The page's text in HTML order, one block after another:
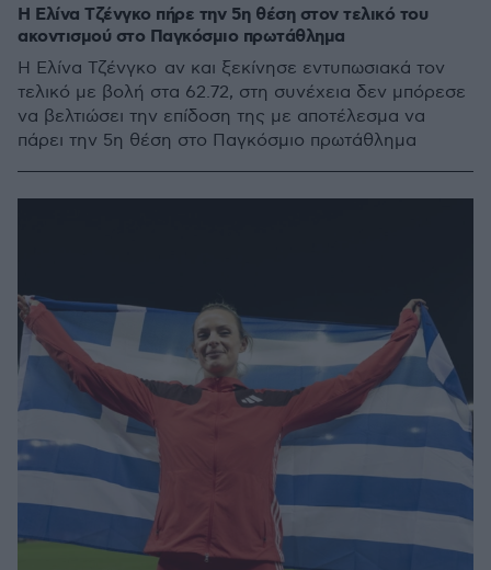
Η Ελίνα Τζένγκο πήρε την 5η θέση στον τελικό του
ακοντισμού στο Παγκόσμιο πρωτάθλημα
Η Ελίνα Τζένγκο αν και ξεκίνησε εντυπωσιακά τον
τελικό με βολή στα 62.72, στη συνέχεια δεν μπόρεσε
να βελτιώσει την επίδοση της με αποτέλεσμα να
πάρει την 5η θέση στο Παγκόσμιο πρωτάθλημα